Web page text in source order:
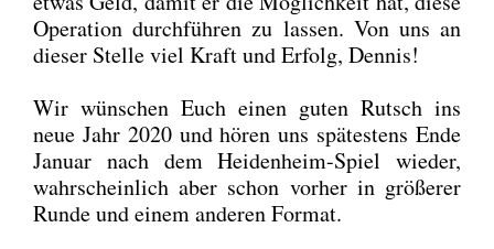
Ope­ra­ti­on durch­füh­ren zu las­sen. Von uns an
die­ser Stel­le viel Kraft und Erfolg, Den­nis!
Wir wün­schen Euch einen guten Rutsch ins
neue Jahr 2020 und hören uns spä­tes­tens Ende
Janu­ar nach dem Hei­den­heim-Spiel wie­der,
wahr­schein­lich aber schon vor­her in grö­ße­rer
Run­de und einem ande­ren For­mat.